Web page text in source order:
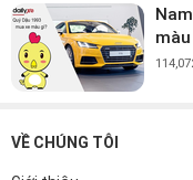
VỀ CHÚNG TÔI